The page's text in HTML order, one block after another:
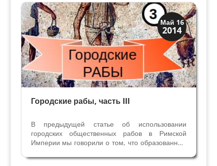
маленькой деревне под...
Май 16
2014
Верона
Музеи
Городские рабы, часть III
В предыдущей статье об использовании
городских общественных рабов в Римской
Империи мы говорили о том, что образованные
заняты на бюрократических работах, это и